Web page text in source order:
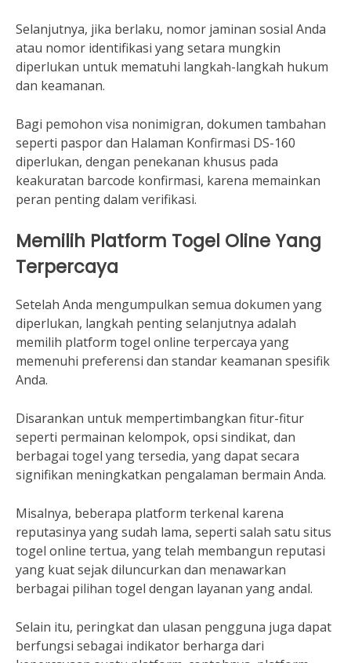
Selanjutnya, jika berlaku, nomor jaminan sosial Anda
atau nomor identifikasi yang setara mungkin
diperlukan untuk mematuhi langkah-langkah hukum
dan keamanan.
Bagi pemohon visa nonimigran, dokumen tambahan
seperti paspor dan Halaman Konfirmasi DS-160
diperlukan, dengan penekanan khusus pada
keakuratan barcode konfirmasi, karena memainkan
peran penting dalam verifikasi.
Memilih Platform Togel Oline Yang
Terpercaya
Setelah Anda mengumpulkan semua dokumen yang
diperlukan, langkah penting selanjutnya adalah
memilih platform togel online terpercaya yang
memenuhi preferensi dan standar keamanan spesifik
Anda.
Disarankan untuk mempertimbangkan fitur-fitur
seperti permainan kelompok, opsi sindikat, dan
berbagai togel yang tersedia, yang dapat secara
signifikan meningkatkan pengalaman bermain Anda.
Misalnya, beberapa platform terkenal karena
reputasinya yang sudah lama, seperti salah satu situs
togel online tertua, yang telah membangun reputasi
yang kuat sejak diluncurkan dan menawarkan
berbagai pilihan togel dengan layanan yang andal.
Selain itu, peringkat dan ulasan pengguna juga dapat
berfungsi sebagai indikator berharga dari